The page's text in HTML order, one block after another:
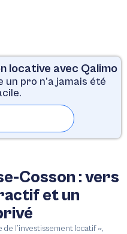
locative avec Qalimo
pro n’a jamais été
Cosson : vers
et un
l’investissement locatif »,